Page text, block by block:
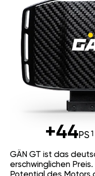
+44PS
GÄN GT ist das
erschwinglichen